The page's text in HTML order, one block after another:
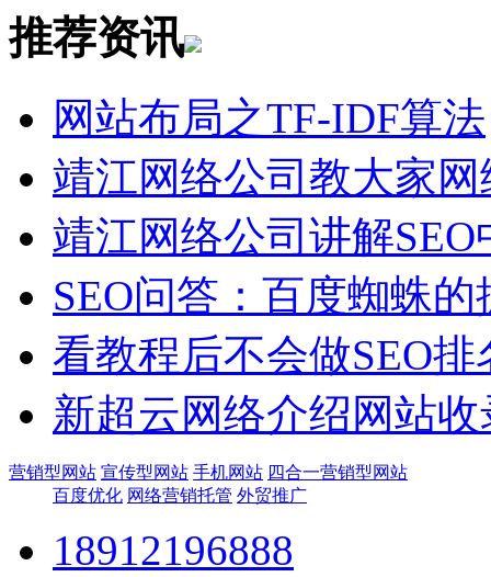
推荐资讯
网站布局之TF-IDF算法
靖江网络公司教大家
靖江网络公司讲解
SEO问答：百度蜘蛛
看教程后不会做SEO
新超云网络介绍网站
营销型网站 宣传型网站 手机网站 四合一营销型网站
百度优化 网络营销托管 外贸推广
18912196888